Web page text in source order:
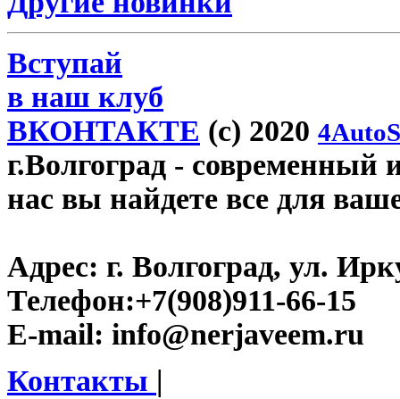
Вступай
в наш клуб
ВКОНТАКТЕ (c) 2020
г.Волгоград - современный
нас вы найдете все для
Адрес: г. Волгоград, ул.
Телефон:+7(908)911-66-15
E-mail: info@nerjaveem.ru
Контакты |